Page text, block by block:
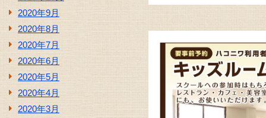
2020年9月
2020年8月
2020年7月
2020年6月
2020年5月
2020年4月
2020年3月